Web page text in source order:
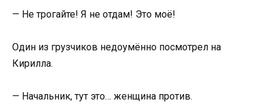
— Не трогайте! Я не отдам! Это моё!
Один из грузчиков недоумённо посмотрел на
Кирилла.
— Начальник, тут это… женщина против.